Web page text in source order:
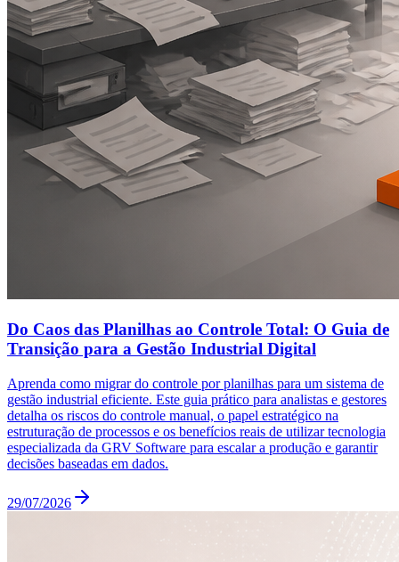
Do Caos das Planilhas ao Controle Total: O Guia de
Transição para a Gestão Industrial Digital
Aprenda como migrar do controle por planilhas para um sistema de
gestão industrial eficiente. Este guia prático para analistas e gestores
detalha os riscos do controle manual, o papel estratégico na
estruturação de processos e os benefícios reais de utilizar tecnologia
especializada da GRV Software para escalar a produção e garantir
decisões baseadas em dados.
29/07/2026